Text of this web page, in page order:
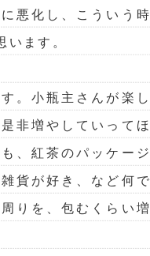
悪化し、こういう時
います。
。小瓶主さんが楽し
非増やしていってほ
、紅茶のパッケージ
貨が好き、など何で
りを、包むくらい増